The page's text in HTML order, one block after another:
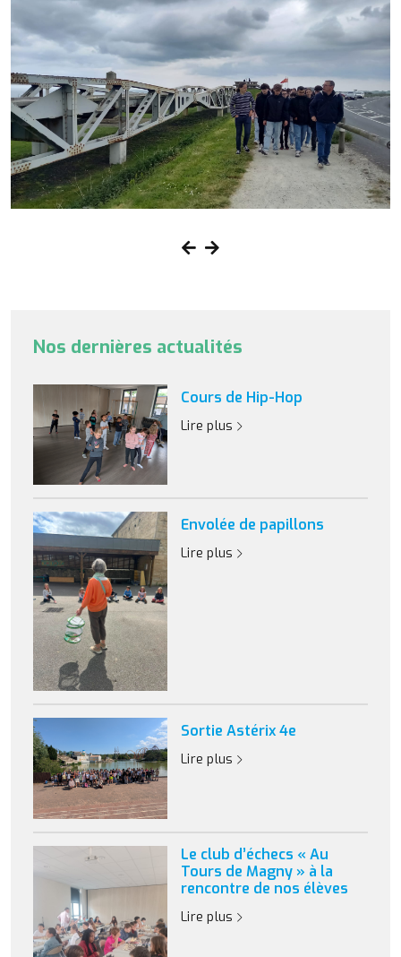
Nos dernières actualités
Cours de Hip-Hop
Lire plus
Envolée de papillons
Lire plus
Sortie Astérix 4e
Lire plus
Le club d’échecs « Au
Tours de Magny » à la
rencontre de nos élèves
Lire plus